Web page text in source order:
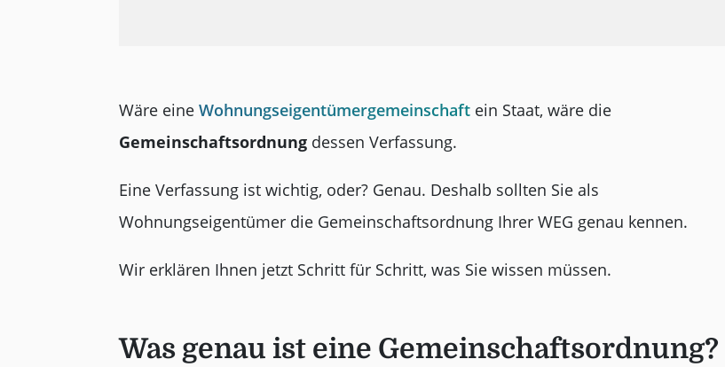
Wäre eine Wohnungseigentümergemeinschaftein Staat, wäre die
Gemeinschaftsordnungdessen Verfassung.
Eine Verfassung ist wichtig, oder? Genau. Deshalb sollten Sie als
Wohnungseigentümer die Gemeinschaftsordnung Ihrer WEG genau kennen.
Wir erklären Ihnen jetzt Schritt für Schritt, was Sie wissen müssen.
Was genau ist eine Gemeinschaftsordnung?